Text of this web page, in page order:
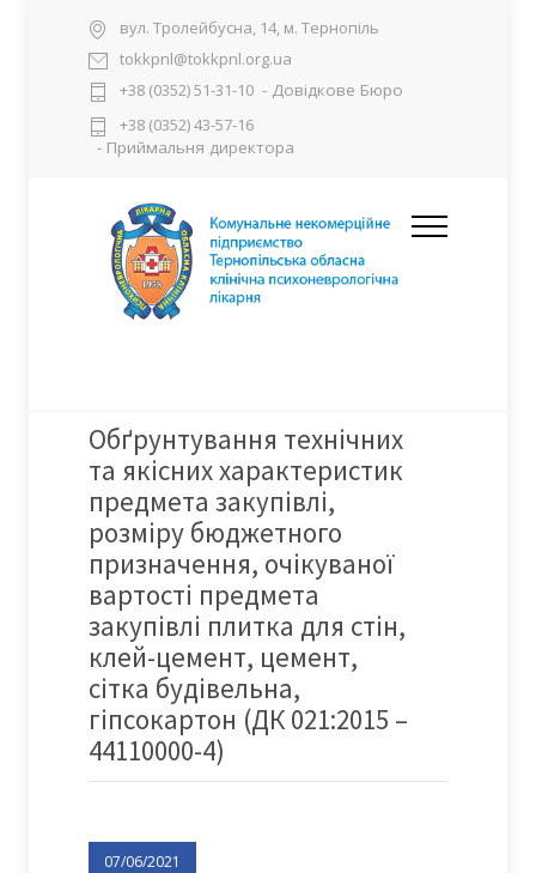
вул. Тролейбусна, 14, м. Тернопіль
tokkpnl@tokkpnl.org.ua
+38 (0352) 51-31-10 - Довідкове Бюро
+38 (0352) 43-57-16
- Приймальня директора
Обґрунтування технічних
та якісних характеристик
предмета закупівлі,
розміру бюджетного
призначення, очікуваної
вартості предмета
закупівлі плитка для стін,
клей-цемент, цемент,
сітка будівельна,
гіпсокартон (ДК 021:2015 –
44110000-4)
07/06/2021